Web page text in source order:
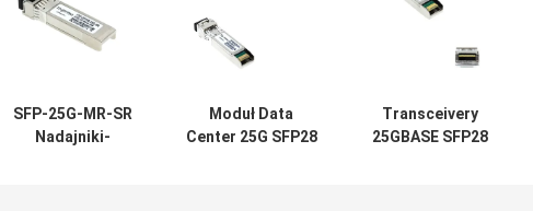
SFP-25G-MR-SR
Nadajniki-
Moduł Data
Center 25G SFP28
Transceivery
25GBASE SFP28